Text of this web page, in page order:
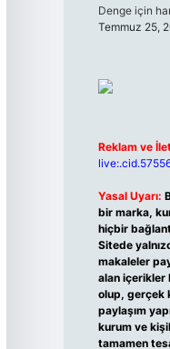
Denge için
Temmuz 25,
Reklam ve
Yasal Uyarı:
bir marka,
hiçbir
Sitede
makaleler
alan içerikler
olup, gerçek
paylaşım
kurum ve
tamamen